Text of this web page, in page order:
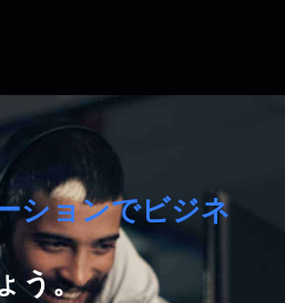
ションでビジネ
う。